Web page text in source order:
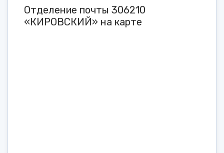
Отделение почты 306210
«КИРОВСКИЙ» на карте